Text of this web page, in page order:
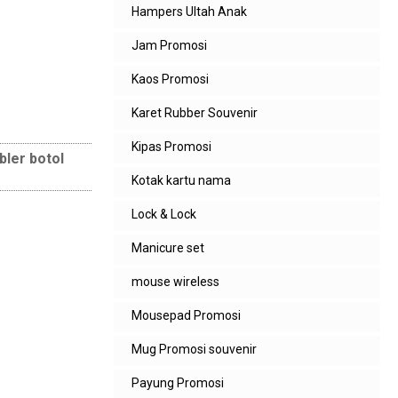
botol
Hampers Ultah Anak
Jam Promosi
Kaos Promosi
Karet Rubber Souvenir
Kipas Promosi
Kotak kartu nama
Lock & Lock
Manicure set
mouse wireless
Mousepad Promosi
Mug Promosi souvenir
Payung Promosi